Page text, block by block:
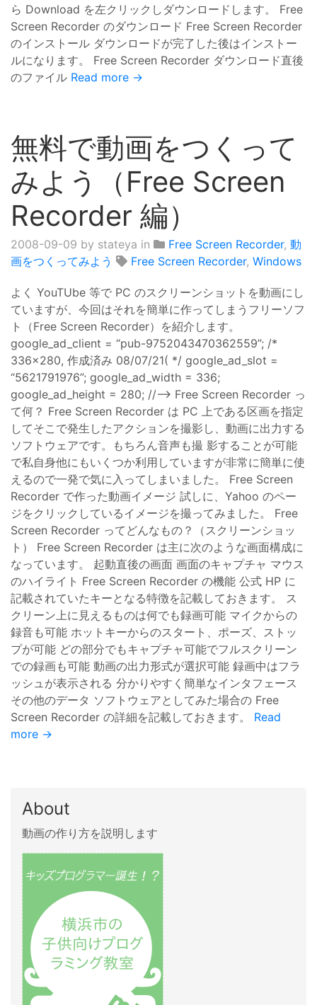
ら Download を左クリックしダウンロードします。 Free
Screen Recorder のダウンロード Free Screen Recorder
のインストール ダウンロードが完了した後はインストー
ルになります。 Free Screen Recorder ダウンロード直後
のファイル Read more →
無料で動画をつくって
みよう（Free Screen
Recorder 編）
2008-09-09 by stateya in Free Screen Recorder, 動
画をつくってみよう
Free Screen Recorder, Windows
よく YouTUbe 等で PC のスクリーンショットを動画にし
ていますが、今回はそれを簡単に作ってしまうフリーソフ
ト（Free Screen Recorder）を紹介します。
google_ad_client = “pub-9752043470362559”; /*
336x280, 作成済み 08/07/21( */ google_ad_slot =
“5621791976”; google_ad_width = 336;
google_ad_height = 280; //–> Free Screen Recorder っ
て何？ Free Screen Recorder は PC 上である区画を指定
してそこで発生したアクションを撮影し、動画に出力する
ソフトウェアです。もちろん音声も撮 影することが可能
で私自身他にもいくつか利用していますが非常に簡単に使
えるので一発で気に入ってしまいました。 Free Screen
Recorder で作った動画イメージ 試しに、Yahoo のペー
ジをクリックしているイメージを撮ってみました。 Free
Screen Recorder ってどんなもの？（スクリーンショッ
ト） Free Screen Recorder は主に次のような画面構成に
なっています。 起動直後の画面 画面のキャプチャ マウス
のハイライト Free Screen Recorder の機能 公式 HP に
記載されていたキーとなる特徴を記載しておきます。 ス
クリーン上に見えるものは何でも録画可能 マイクからの
録音も可能 ホットキーからのスタート、ポーズ、ストッ
プが可能 どの部分でもキャプチャ可能でフルスクリーン
での録画も可能 動画の出力形式が選択可能 録画中はフラ
ッシュが表示される 分かりやすく簡単なインタフェース
その他のデータ ソフトウェアとしてみた場合の Free
Screen Recorder の詳細を記載しておきます。 Read
more →
About
動画の作り方を説明します